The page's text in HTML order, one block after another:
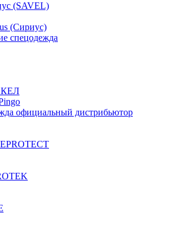
(SAVEL)
(Сириус)
спецодежда
официальный дистрибьютор